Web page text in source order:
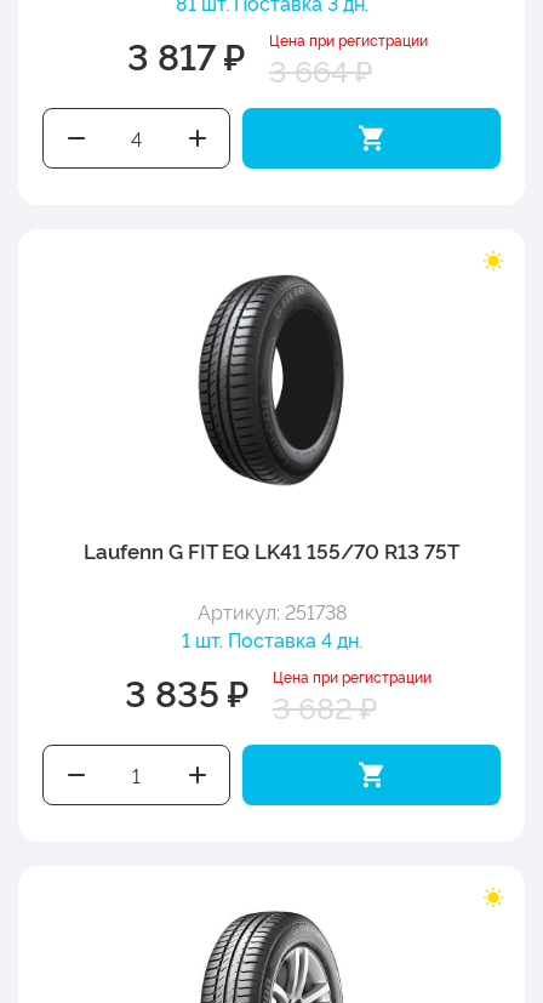
3 817 ₽ Цена при регистрации
3 664 ₽
Laufenn G FIT EQ LK41 155/70 R13 75T
Артикул: 251738
1 шт. Поставка 4 дн.
3 835 ₽ Цена при регистрации
3 682 ₽